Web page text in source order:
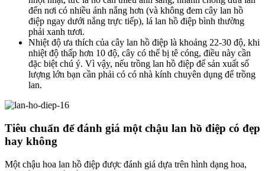
đến nơi có nhiều ánh nắng hơn (và không đem cây lan hồ
điệp ngay dưới nắng trực tiếp), lá lan hồ điệp bình thường
phải xanh tươi.
Nhiệt độ ưa thích của cây lan hồ điệp là khoảng 22-30 độ, khi
nhiệt độ thấp hơn 10 độ, cây có thể bị tê cóng, điều này cần
đặc biệt chú ý. Vì vậy, nếu trồng lan hồ điệp để sản xuất số
lượng lớn bạn cần phải có có nhà kính chuyên dụng để trồng
lan.
Tiêu chuẩn để đánh giá một chậu lan hồ điệp có đẹp
hay không
Một chậu hoa lan hồ điệp được đánh giá dựa trên hình dạng hoa,